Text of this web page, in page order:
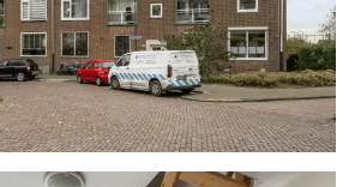
en op de vloer ligt vinyl.
zich tevens de opstelling
vanuit hier is er een deur
betegeld en is uitgerust